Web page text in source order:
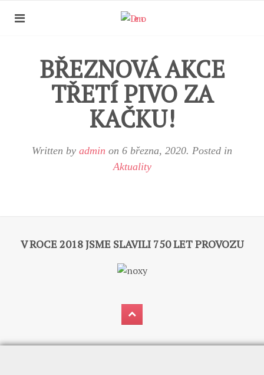
BŘEZNOVÁ AKCE
TŘETÍ PIVO ZA
KAČKU!
Written by admin on 6 března, 2020. Posted in
Aktuality
V ROCE 2018 JSME SLAVILI 750 LET PROVOZU